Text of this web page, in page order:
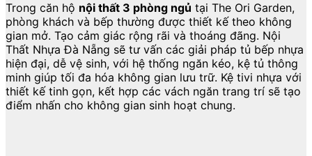
Trong căn hộ nội thất 3 phòng ngủ tại The Ori Garden,
phòng khách và bếp thường được thiết kế theo không
gian mở. Tạo cảm giác rộng rãi và thoáng đãng. Nội
Thất Nhựa Đà Nẵng sẽ tư vấn các giải pháp tủ bếp nhựa
hiện đại, dễ vệ sinh, với hệ thống ngăn kéo, kệ tủ thông
minh giúp tối đa hóa không gian lưu trữ. Kệ tivi nhựa với
thiết kế tinh gọn, kết hợp các vách ngăn trang trí sẽ tạo
điểm nhấn cho không gian sinh hoạt chung.